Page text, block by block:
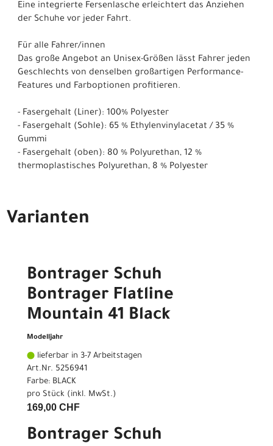
Eine integrierte Fersenlasche erleichtert das Anziehen
der Schuhe vor jeder Fahrt.
Für alle Fahrer/innen
Das große Angebot an Unisex-Größen lässt Fahrer jeden
Geschlechts von denselben großartigen Performance-
Features und Farboptionen profitieren.
- Fasergehalt (Liner): 100% Polyester
- Fasergehalt (Sohle): 65 % Ethylenvinylacetat / 35 %
Gummi
- Fasergehalt (oben): 80 % Polyurethan, 12 %
thermoplastisches Polyurethan, 8 % Polyester
Varianten
Bontrager Schuh
Bontrager Flatline
Mountain 41 Black
Modelljahr
lieferbar in 3-7 Arbeitstagen
Art.Nr. 5256941
Farbe: BLACK
pro Stück (inkl. MwSt.)
169,00 CHF
Bontrager Schuh